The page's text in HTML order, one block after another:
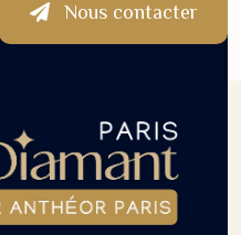
Nous contacter